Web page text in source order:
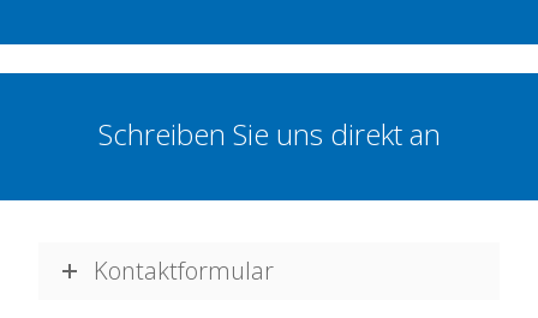
Schreiben Sie uns direkt an
Kontaktformular